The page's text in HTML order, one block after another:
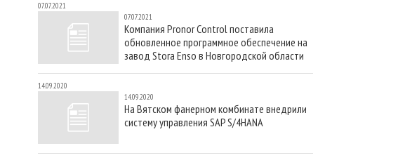
07.07.2021
07.07.2021
Компания Pronor Control поставила
обновленное программное обеспечение на
завод Stora Enso в Новгородской области
14.09.2020
14.09.2020
На Вятском фанерном комбинате внедрили
систему управления SAP S/4HANA